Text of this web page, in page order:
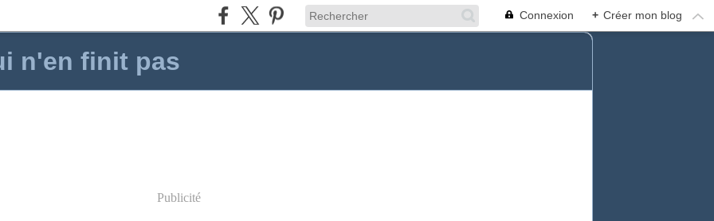
Connexion + Créer mon blog
n'en finit pas
Publicité